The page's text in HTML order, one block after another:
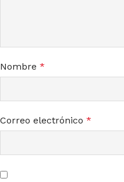
Nombre *
Correo electrónico *